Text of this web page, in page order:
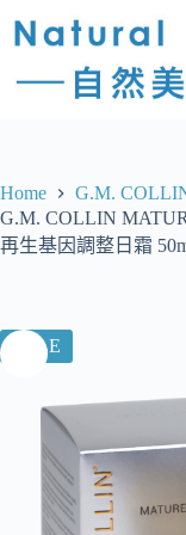
Home G.M.
G.M. COLLIN
再生基因調整日霜
SALE